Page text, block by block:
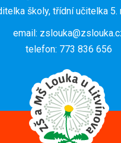
školy, třídní učitelka 5.
email:
telefon: 773 836 656